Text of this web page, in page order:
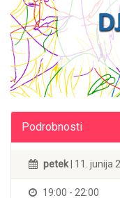
Podrobnosti
petek | 11. junija
19:00 - 22:00